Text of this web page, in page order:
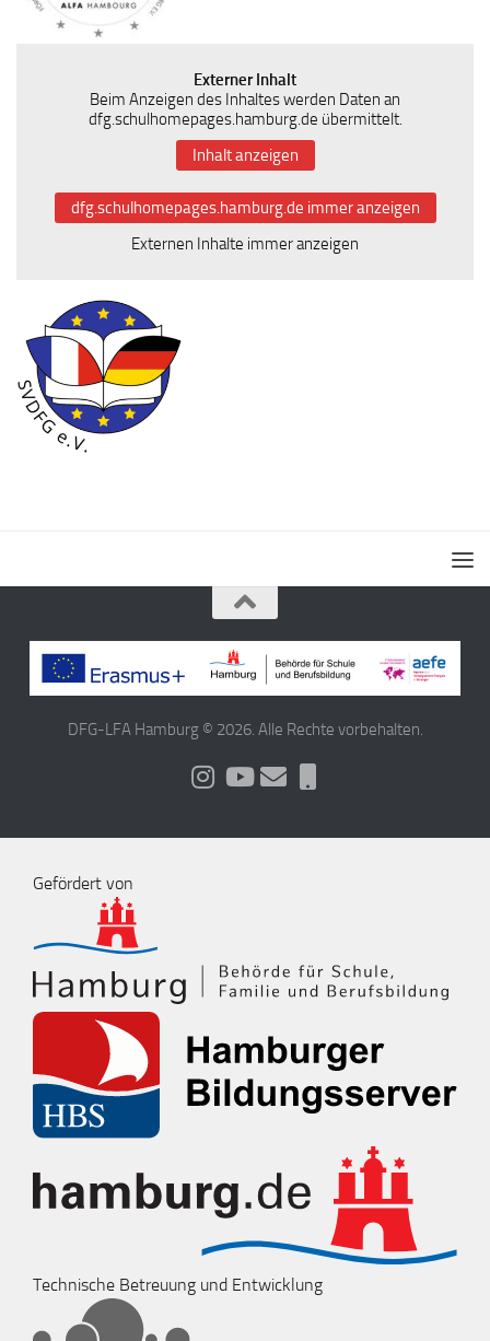
Externer Inhalt
Beim Anzeigen des Inhaltes werden Daten an
dfg.schulhomepages.hamburg.de übermittelt.
Inhalt anzeigen
dfg.schulhomepages.hamburg.de immer anzeigen
Externen Inhalte immer anzeigen
DFG-LFA Hamburg © 2026. Alle Rechte vorbehalten.
Gefördert von
Technische Betreuung und Entwicklung